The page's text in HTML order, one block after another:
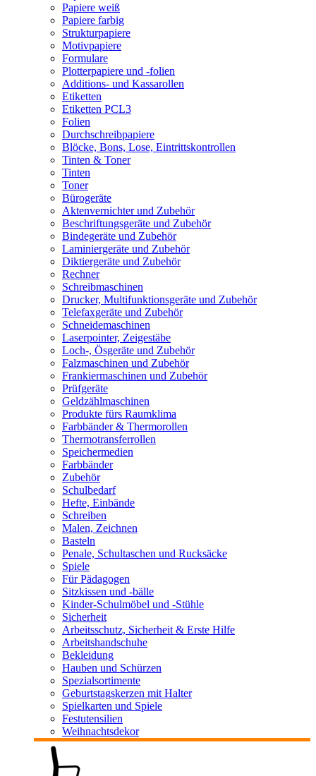
Papiere weiß
Papiere farbig
Strukturpapiere
Motivpapiere
Formulare
Plotterpapiere und -folien
Additions- und Kassarollen
Etiketten
Etiketten PCL3
Folien
Durchschreibpapiere
Blöcke, Bons, Lose, Eintrittskontrollen
Tinten & Toner
Tinten
Toner
Bürogeräte
Aktenvernichter und Zubehör
Beschriftungsgeräte und Zubehör
Bindegeräte und Zubehör
Laminiergeräte und Zubehör
Diktiergeräte und Zubehör
Rechner
Schreibmaschinen
Drucker, Multifunktionsgeräte und Zubehör
Telefaxgeräte und Zubehör
Schneidemaschinen
Laserpointer, Zeigestäbe
Loch-, Ösgeräte und Zubehör
Falzmaschinen und Zubehör
Frankiermaschinen und Zubehör
Prüfgeräte
Geldzählmaschinen
Produkte fürs Raumklima
Farbbänder & Thermorollen
Thermotransferrollen
Speichermedien
Farbbänder
Zubehör
Schulbedarf
Hefte, Einbände
Schreiben
Malen, Zeichnen
Basteln
Penale, Schultaschen und Rucksäcke
Spiele
Für Pädagogen
Sitzkissen und -bälle
Kinder-Schulmöbel und -Stühle
Sicherheit
Arbeitsschutz, Sicherheit & Erste Hilfe
Arbeitshandschuhe
Bekleidung
Hauben und Schürzen
Spezialsortimente
Geburtstagskerzen mit Halter
Spielkarten und Spiele
Festutensilien
Weihnachtsdekor